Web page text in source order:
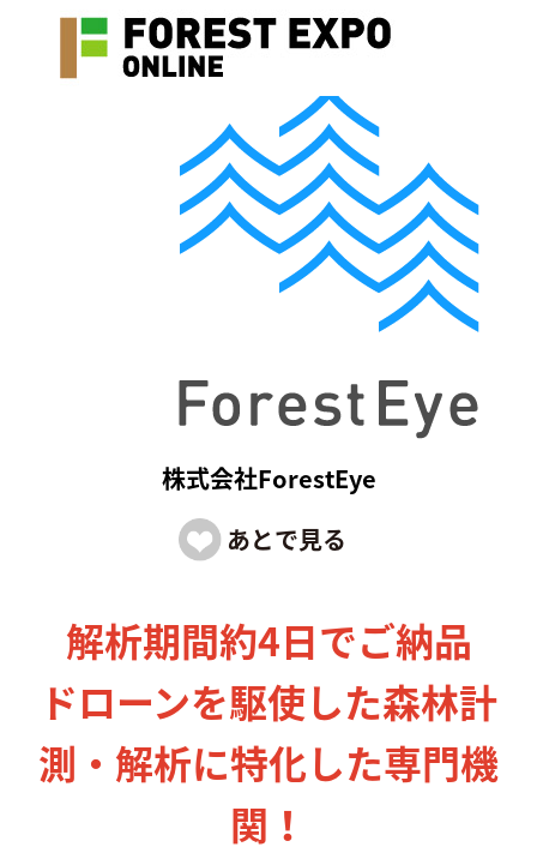
株式会社ForestEye
解析期間約4日でご納品
ドローンを駆使した森林計
測・解析に特化した専門機
関！